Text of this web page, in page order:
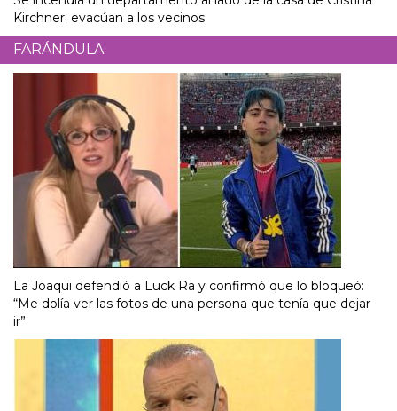
Kirchner: evacúan a los vecinos
FARÁNDULA
La Joaqui defendió a Luck Ra y confirmó que lo bloqueó:
“Me dolía ver las fotos de una persona que tenía que dejar
ir”